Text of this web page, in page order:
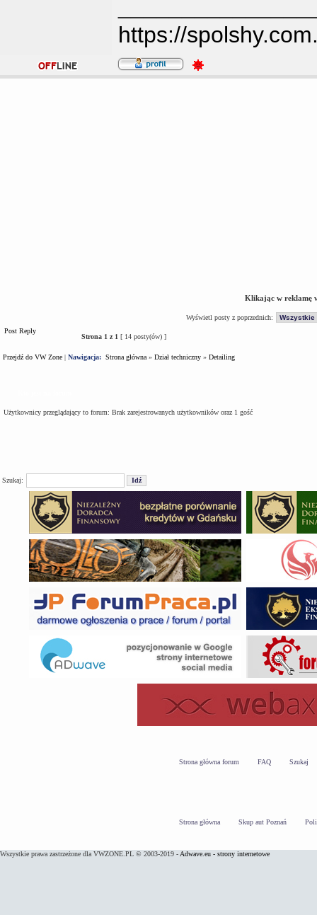
https://
Klikając w reklamę
Wyświetl posty z poprzednich:
Post Reply
Strona 1 z 1 [ 14 posty(ów) ]
Przejdź do VW Zone | Nawigacja: Strona główna » Dział techniczny » Detailing
Użytkownicy przeglądający to forum: Brak zarejestrowanych użytkowników oraz 1 gość
Szukaj:
Strona główna forum FAQ Szukaj
Strona główna Skup aut Poznań
Wszystkie prawa zastrzeżone dla VWZONE.PL © 2003-2019 - Adwave.eu - strony internetowe